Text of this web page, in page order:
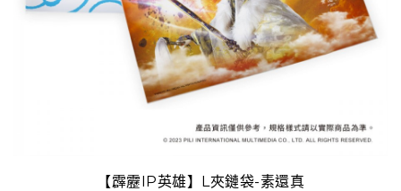
【霹靂IP英雄】L夾鏈袋-素還真